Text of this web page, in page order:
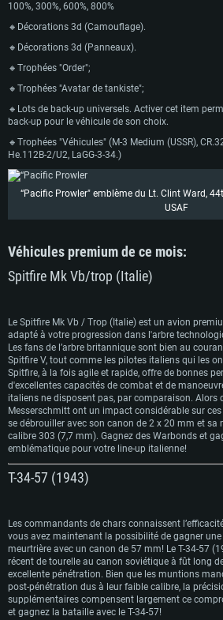
CONFIGURATION
Pour PC
Pour Linux
Minimum
OS: Windows 10 (64 bit)
Processeur: Dual-Core 2.2 GHz
GeForce GTX 660. La résolution minimale
Connection: Connexion Internet à haut débit
Disque dur: 23.1 Go (client minimal)
Recommandée
Minimum
OS: Mac OS Big Sur 11.0 ou plus récent
Processeur: Core i5, minimum 2.2GHz (Les
pas supportés)
Carte graphique: Intel Iris Pro 5200 (Mac), ou
résolution minimale supportée par le jeu est de
Connection: Connexion Internet à haut débit
Disque dur: 62,2 Go (client minimal)
Recommandée
Minimum
OS: Les configurations Linux 64 bits les plus
Processeur: Dual-Core 2.4 GHz
de même pour AMD (La résolution minimale
720p)
Connection: Connexion Internet à haut débit
Disque dur: 62,2 Go (client minimal)
Recommandée
100%, 300%, 600%, 800%
🔸Décorations 3d (Camouflage).
🔸Décorations 3d (Panneaux).
🔸Trophées "Order";
🔸Trophées "Avatar de tankiste";
🔸Lots de back-up universels. Activer cet item
back-up pour le véhicule de son choix.
🔸Trophées "Véhicules" (M-3 Medium (USSR),
He.112B-2/U2, LaGG-3-34.)
“Pacific Prowler" emblème du Lt. Clint Ward,
USAF
Véhicules premium de ce mois:
Spitfire Mk Vb/trop (Italie)
Le Spitfire Mk Vb / Trop (Italie) est un avion
adapté à votre progression dans l'arbre
Les fans de l’arbre britannique sont bien au
Spitfire V, tout comme les pilotes italiens qui les
Spitfire, à la fois agile et rapide, offre de bonnes
d'excellentes capacités de combat et de
italiens ne disposent pas, par comparaison. Alors
Messerschmitt ont un impact considérable sur
se débrouiller avec son canon de 2 x 20 mm et sa
calibre 303 (7,7 mm). Gagnez des Warbonds et
emblématique pour votre line-up italienne!
Т-34-57 (1943)
Les commandants de chars connaissent
vous avez maintenant la possibilité de gagner
meurtrière avec un canon de 57 mm! Le T-34-57
récent de tourelle au canon soviétique à fût long
excellente pénétration. Bien que les muntions
post-pénétration dus à leur faible calibre, la
supplémentaires compensent largement ce
et gagnez la bataille avec le T-34-57!